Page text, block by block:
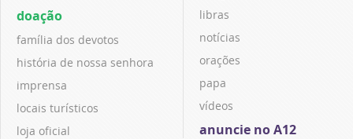
doação
família dos devotos
história de nossa senhora
imprensa
locais turísticos
loja oficial
libras
notícias
orações
papa
vídeos
anuncie no A12